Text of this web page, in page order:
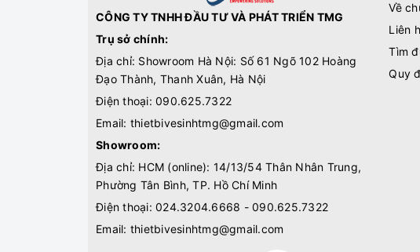
CÔNG TY TNHH ĐẦU TƯ VÀ PHÁT TRIỂN TMG
Trụ sở chính:
Địa chỉ: Showroom Hà Nội: Số 61 Ngõ 102 Hoàng
Đạo Thành, Thanh Xuân, Hà Nội
Điện thoại: 090.625.7322
Email: thietbivesinhtmg@gmail.com
Showroom:
Địa chỉ: HCM (online): 14/13/54 Thân Nhân Trung,
Phường Tân Bình, TP. Hồ Chí Minh
Điện thoại: 024.3204.6668 - 090.625.7322
Email: thietbivesinhtmg@gmail.com
Về
Liên
Tìm
Quy